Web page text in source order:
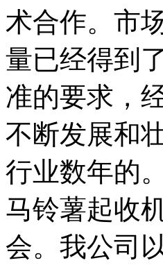
术合作。市
量已经得到
准的要求，
不断发展和
行业数年的
马铃薯起收
会。我公司